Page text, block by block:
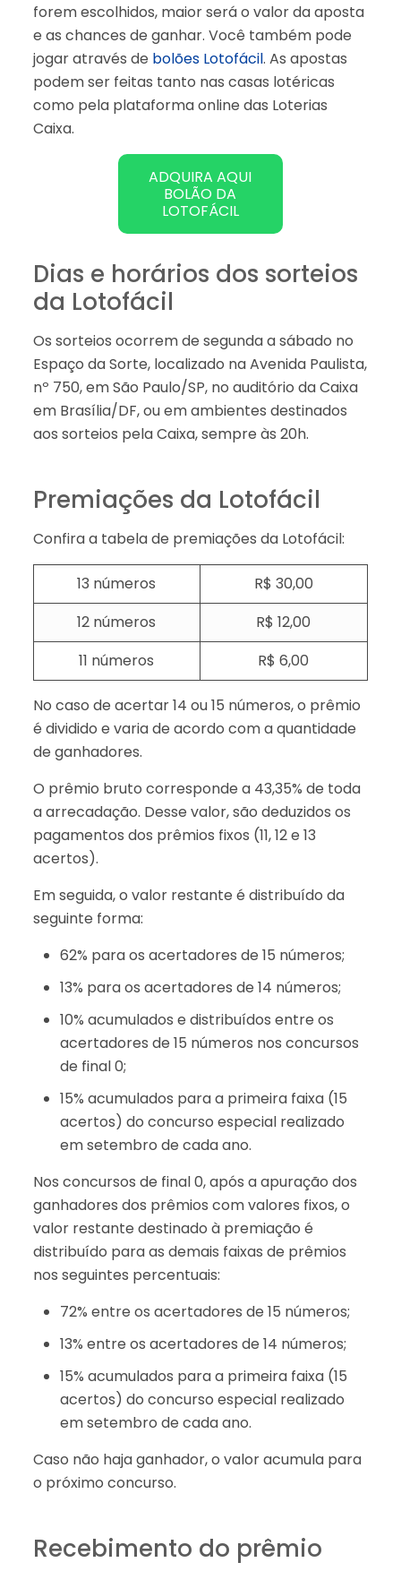
forem escolhidos, maior será o valor da aposta
e as chances de ganhar. Você também pode
jogar através de bolões Lotofácil. As apostas
podem ser feitas tanto nas casas lotéricas
como pela plataforma online das Loterias
Caixa.
ADQUIRA AQUI
BOLÃO DA
LOTOFÁCIL
Dias e horários dos sorteios
da Lotofácil
Os sorteios ocorrem de segunda a sábado no
Espaço da Sorte, localizado na Avenida Paulista,
nº 750, em São Paulo/SP, no auditório da Caixa
em Brasília/DF, ou em ambientes destinados
aos sorteios pela Caixa, sempre às 20h.
Premiações da Lotofácil
Confira a tabela de premiações da Lotofácil:
13 números
R$ 30,00
12 números
R$ 12,00
11 números
R$ 6,00
No caso de acertar 14 ou 15 números, o prêmio
é dividido e varia de acordo com a quantidade
de ganhadores.
O prêmio bruto corresponde a 43,35% de toda
a arrecadação. Desse valor, são deduzidos os
pagamentos dos prêmios fixos (11, 12 e 13
acertos).
Em seguida, o valor restante é distribuído da
seguinte forma:
62% para os acertadores de 15 números;
13% para os acertadores de 14 números;
10% acumulados e distribuídos entre os
acertadores de 15 números nos concursos
de final 0;
15% acumulados para a primeira faixa (15
acertos) do concurso especial realizado
em setembro de cada ano.
Nos concursos de final 0, após a apuração dos
ganhadores dos prêmios com valores fixos, o
valor restante destinado à premiação é
distribuído para as demais faixas de prêmios
nos seguintes percentuais:
72% entre os acertadores de 15 números;
13% entre os acertadores de 14 números;
15% acumulados para a primeira faixa (15
acertos) do concurso especial realizado
em setembro de cada ano.
Caso não haja ganhador, o valor acumula para
o próximo concurso.
Recebimento do prêmio